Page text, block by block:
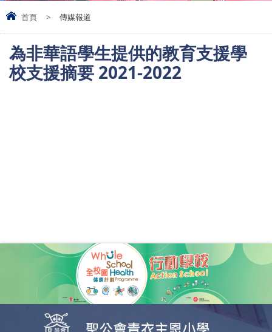
首頁 > 傳媒報道
為非華語學生提供的教育支援學
校支援摘要 2021-2022